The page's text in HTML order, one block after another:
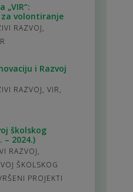
„VIR“:
za volontiranje
RAZVOJ,
i Razvoj
RAZVOJ, VIR,
školskog
2024.)
RAZVOJ,
ŠKOLSKOG
PROJEKTI